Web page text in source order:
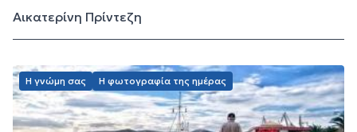
Αικατερίνη Πρίντεζη
Η γνώμη σας Η φωτογραφία της ημέρας